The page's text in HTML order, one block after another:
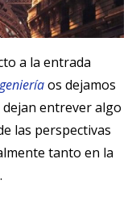
a la entrada
os dejamos
entrever algo
las perspectivas
tanto en la